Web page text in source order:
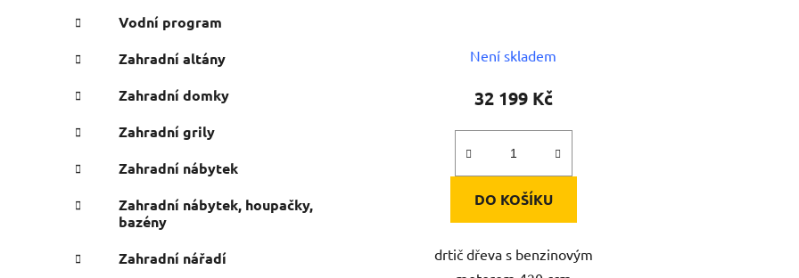
Vodní program
Zahradní altány
Zahradní domky
Zahradní grily
Zahradní nábytek
Zahradní nábytek, houpačky,
bazény
Zahradní nářadí
Není skladem
32 199 Kč
DO KOŠÍKU
drtič dřeva s benzinovým